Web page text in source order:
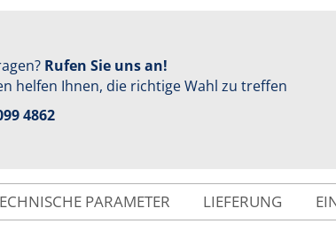
Rufen Sie uns an!
helfen Ihnen, die richtige Wahl zu treffen
4862
PARAMETER LIEFERUNG